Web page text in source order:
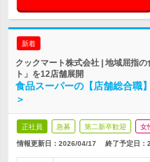
新着
クックマート株式会社 | 地域屈指
ト」を12店舗展開
食品スーパーの【店舗総合職
＞
正社員 急募 第二新卒歓迎 女
情報更新日：2026/04/17 終了予定日：